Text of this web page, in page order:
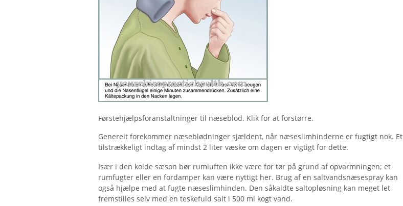
Førstehjælpsforanstaltninger til næseblod. Klik for at forstørre.
Generelt forekommer næseblødninger sjældent, når næseslimhinderne er fugtigt nok. Et
tilstrækkeligt indtag af mindst 2 liter væske om dagen er vigtigt for dette.
Især i den kolde sæson bør rumluften ikke være for tør på grund af opvarmningen; et
rumfugter eller en fordamper kan være nyttigt her. Brug af en saltvandsnæsespray kan
også hjælpe med at fugte næseslimhinden. Den såkaldte saltopløsning kan meget let
fremstilles selv med en teskefuld salt i 500 ml kogt vand.